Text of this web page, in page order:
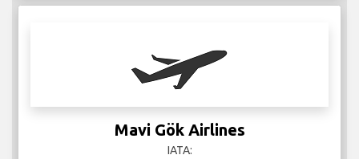
Mavi Gök Airlines
IATA: